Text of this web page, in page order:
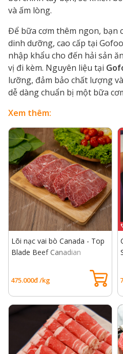
và ấm lòng.
Để bữa cơm thêm ngon, bạn
dinh dưỡng, cao cấp tại
nhập khẩu cho đến hải sản
vị đi kèm. Nguyên liệu tại
lưỡng, đảm bảo chất lượng
dễ dàng chuẩn bị một bữa
Xem thêm:
Lõi nạc vai bò Canada - Top
Blade Beef Canadian
475.000đ /kg